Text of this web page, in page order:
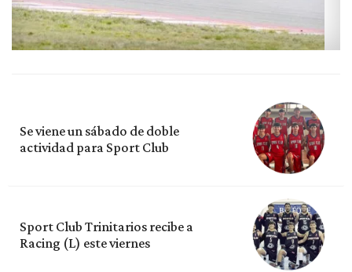
Se viene un sábado de doble
actividad para Sport Club
Sport Club Trinitarios recibe a
Racing (L) este viernes